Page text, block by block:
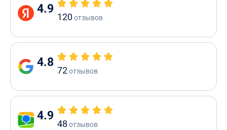
4.9
120отзывов
4.8
72отзывов
4.9
48 отзывов